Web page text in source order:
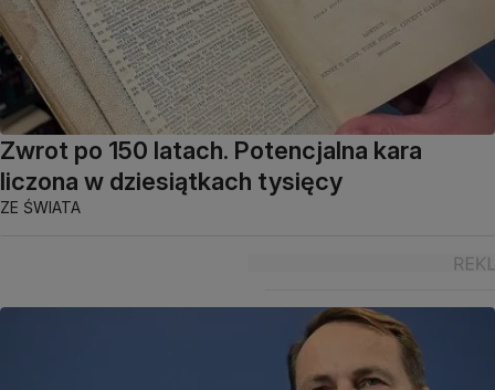
Zwrot po 150 latach. Potencjalna kara
liczona w dziesiątkach tysięcy
ZE ŚWIATA